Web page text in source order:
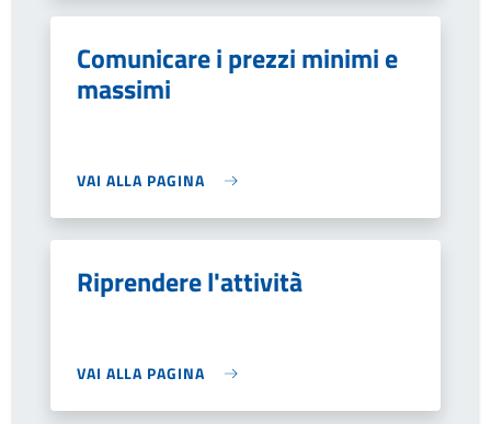
Comunicare i prezzi minimi e
massimi
VAI ALLA PAGINA
Riprendere l'attività
VAI ALLA PAGINA